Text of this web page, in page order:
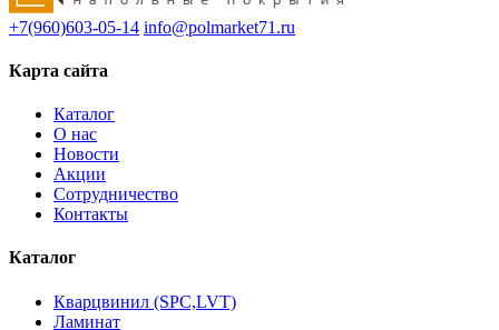
+7(960)603-05-14 info@polmarket71.ru
Карта сайта
Каталог
О нас
Новости
Акции
Сотрудничество
Контакты
Каталог
Кварцвинил (SPC,LVT)
Ламинат